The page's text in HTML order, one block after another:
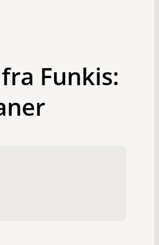
Funkis: